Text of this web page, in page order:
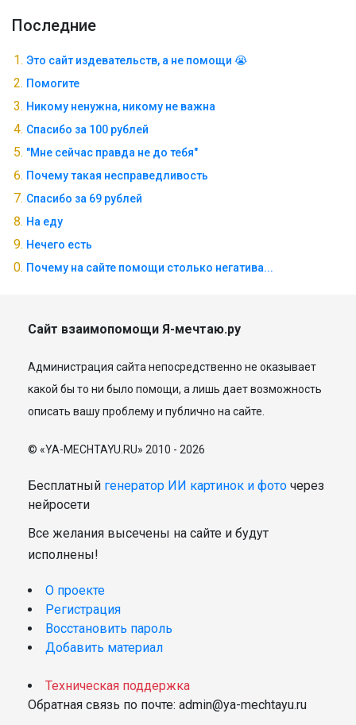
Последние
Это сайт издевательств, а не помощи 😭
Помогите
Никому ненужна, никому не важна
Спасибо за 100 рублей
"Мне сейчас правда не до тебя"
Почему такая несправедливость
Спасибо за 69 рублей
На еду
Нечего есть
Почему на сайте помощи столько негатива...
Сайт взаимопомощи Я-мечтаю.ру
Администрация сайта непосредственно не оказывает
какой бы то ни было помощи, а лишь дает возможность
описать вашу проблему и публично на сайте.
© «YA-MECHTAYU.RU» 2010 - 2026
Бесплатный генератор ИИ картинок и фото через
нейросети
Все желания высечены на сайте и будут
исполнены!
О проекте
Регистрация
Восстановить пароль
Добавить материал
Техническая поддержка
Обратная связь по почте: admin@ya-mechtayu.ru